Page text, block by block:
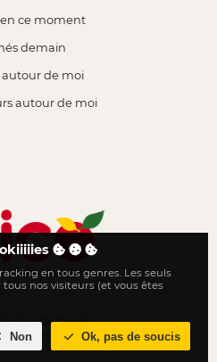
ce moment
demain
autour de moi
autour de moi
été aussi proche
De Gaulle
en-Bray
en tous genres. Les seuls
nos visiteurs (et vous êtes
Non Ok, pas de soucis